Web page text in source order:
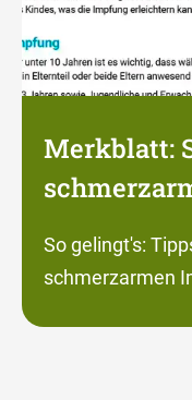
Merkblatt:
So gelingt's:
schmerzarmen